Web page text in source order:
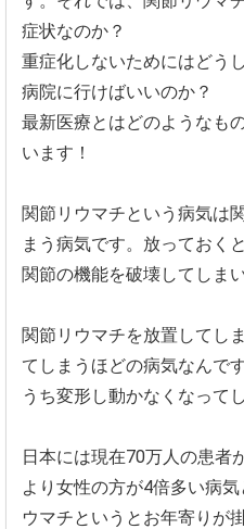
症状なのか？
重症化しないためにはどう
病院に行けばいいのか？
最新医療とはどのようなも
います！
関節リウマチという病気は
まう病気です。 放っておく
関節の機能を破壊してしま
関節リウマチを放置してし
てしまうほ どの病気なんです
うち変形し動かなくなって
日本には現在70万人の患者
より女性の方が4倍多い病
ウマチというとお年寄りが